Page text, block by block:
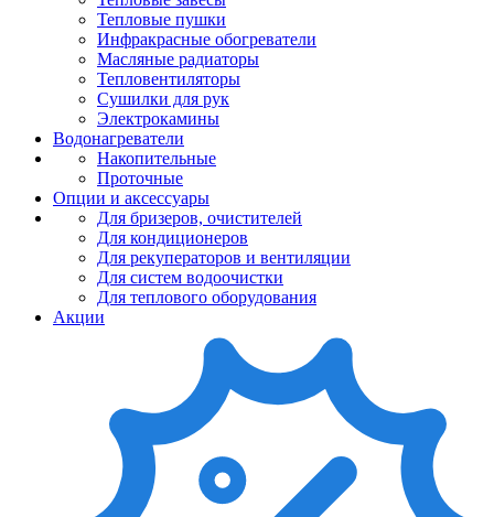
Тепловые пушки
Инфракрасные обогреватели
Масляные радиаторы
Тепловентиляторы
Сушилки для рук
Электрокамины
Водонагреватели
Накопительные
Проточные
Опции и аксессуары
Для бризеров, очистителей
Для кондиционеров
Для рекуператоров и вентиляции
Для систем водоочистки
Для теплового оборудования
Акции